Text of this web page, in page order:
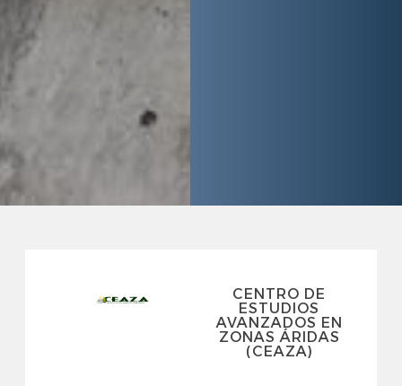
CENTRO DE
ESTUDIOS
AVANZADOS EN
ZONAS ÁRIDAS
(CEAZA)